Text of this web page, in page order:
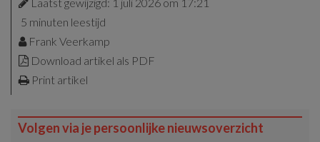
5 minuten leestijd
Frank Veerkamp
Download artikel als PDF
Print artikel
Volgen via je persoonlijke nieuwsoverzicht